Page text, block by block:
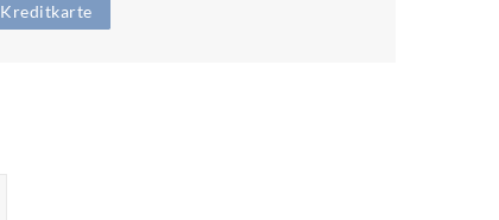
Kreditkarte